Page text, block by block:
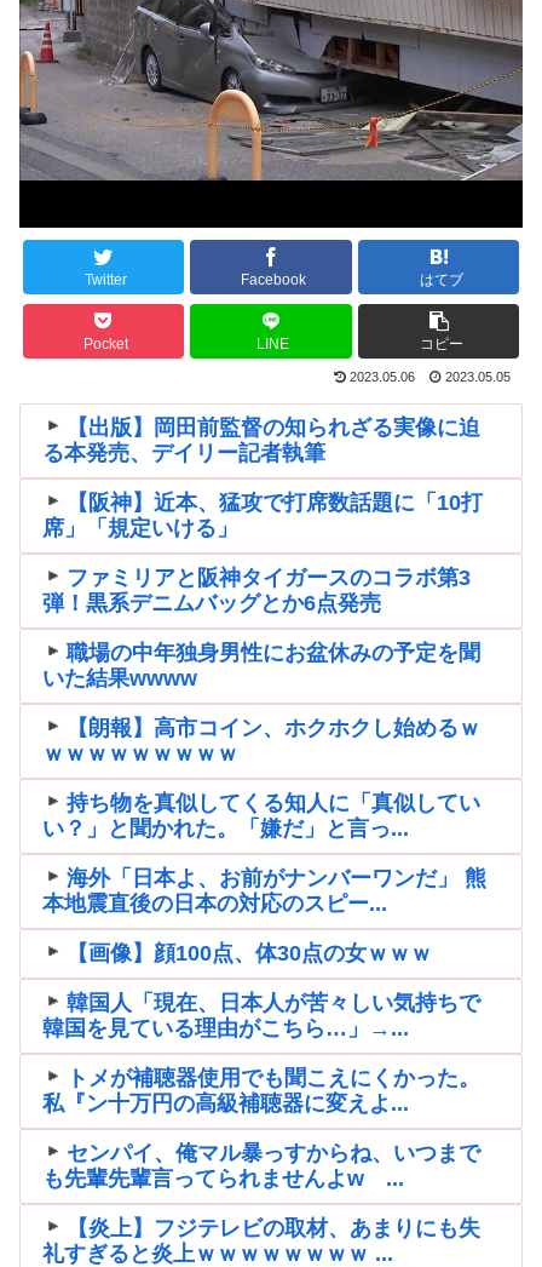
Twitter Facebook はてブ
Pocket LINE コピー
2023.05.06 2023.05.05
【出版】岡田前監督の知られざる実像に迫
る本発売、デイリー記者執筆
【阪神】近本、猛攻で打席数話題に「10打
席」「規定いける」
ファミリアと阪神タイガースのコラボ第3
弾！黒系デニムバッグとか6点発売
職場の中年独身男性にお盆休みの予定を聞
いた結果wwww
【朗報】高市コイン、ホクホクし始めるｗ
ｗｗｗｗｗｗｗｗｗ
持ち物を真似してくる知人に「真似してい
い？」と聞かれた。「嫌だ」と言っ...
海外「日本よ、お前がナンバーワンだ」 熊
本地震直後の日本の対応のスピー...
【画像】顔100点、体30点の女ｗｗｗ
韓国人「現在、日本人が苦々しい気持ちで
韓国を見ている理由がこちら…」→...
トメが補聴器使用でも聞こえにくかった。
私『ン十万円の高級補聴器に変えよ...
センパイ、俺マル暴っすからね、いつまで
も先輩先輩言ってられませんよw ...
【炎上】フジテレビの取材、あまりにも失
礼すぎると炎上ｗｗｗｗｗｗｗｗ ...